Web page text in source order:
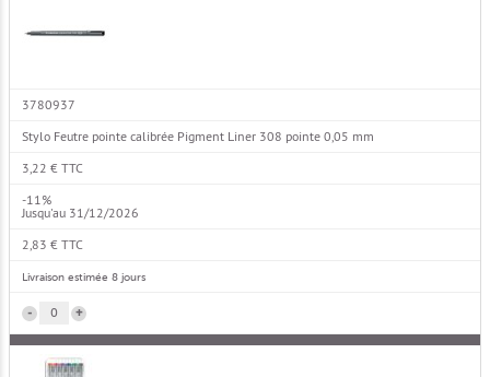
3780937
Stylo Feutre pointe calibrée Pigment Liner 308 pointe 0,05 mm
3,22 € TTC
-11%
Jusqu'au 31/12/2026
2,83 € TTC
Livraison estimée 8 jours
+
-